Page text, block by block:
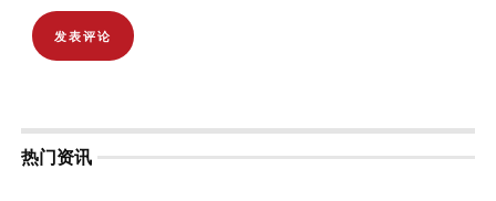
热门资讯